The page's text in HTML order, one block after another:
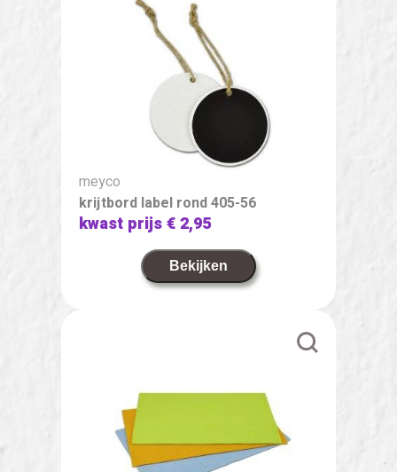
meyco
krijtbord label rond 405-56
kwast prijs€ 2,95
Bekijken